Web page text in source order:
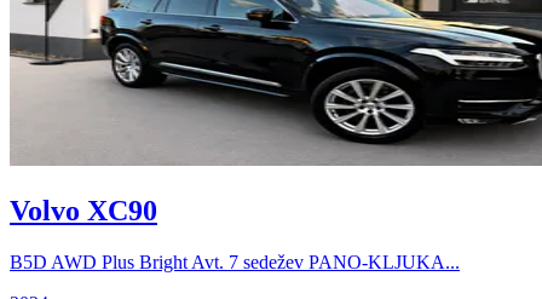
Volvo XC90
B5D AWD Plus Bright Avt. 7 sedežev PANO-KLJUKA...